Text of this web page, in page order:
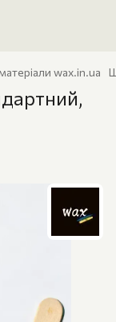
wax.in.ua